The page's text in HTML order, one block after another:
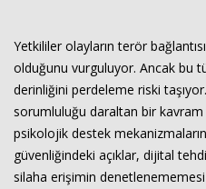
Yetkililer olayların terör
olduğunu vurguluyor. Ancak bu
derinliğini perdeleme riski
sorumluluğu daraltan bir kavram
psikolojik destek
güvenliğindeki açıklar, dijital
silaha erişimin